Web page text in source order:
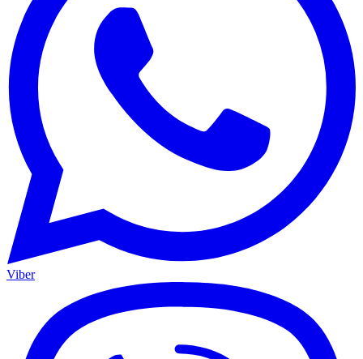
Viber